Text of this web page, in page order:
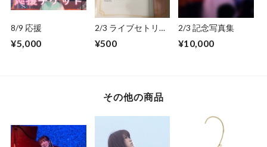
8/9 応援
¥5,000
2/3 ライブセトリ&
¥500
2/3 記念写真集
¥10,000
その他の商品